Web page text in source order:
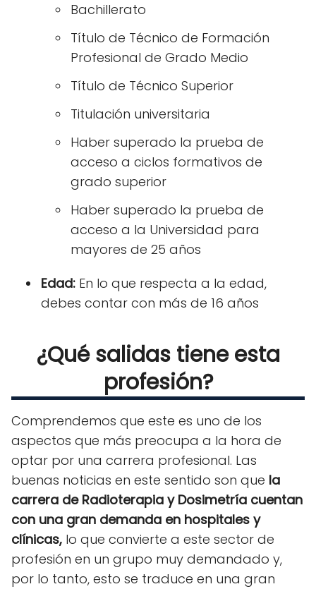
Bachillerato
Título de Técnico de Formación
Profesional de Grado Medio
Título de Técnico Superior
Titulación universitaria
Haber superado la prueba de
acceso a ciclos formativos de
grado superior
Haber superado la prueba de
acceso a la Universidad para
mayores de 25 años
Edad: En lo que respecta a la edad,
debes contar con más de 16 años
¿Qué salidas tiene esta
profesión?
Comprendemos que este es uno de los
aspectos que más preocupa a la hora de
optar por una carrera profesional. Las
buenas noticias en este sentido son que la
carrera de Radioterapia y Dosimetría cuentan
con una gran demanda en hospitales y
clínicas, lo que convierte a este sector de
profesión en un grupo muy demandado y,
por lo tanto, esto se traduce en una gran